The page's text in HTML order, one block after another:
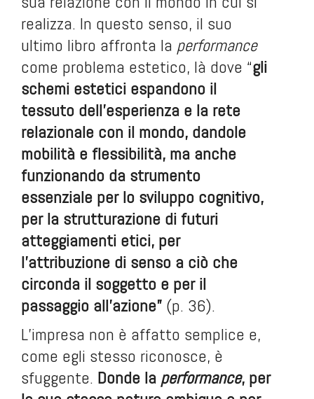
realizza. In questo senso, il suo
ultimo libro affronta la performance
come problema estetico, là dove “gli
schemi estetici espandono il
tessuto dell’esperienza e la rete
relazionale con il mondo, dandole
mobilità e flessibilità, ma anche
funzionando da strumento
essenziale per lo sviluppo cognitivo,
per la strutturazione di futuri
atteggiamenti etici, per
l’attribuzione di senso a ciò che
circonda il soggetto e per il
passaggio all’azione” (p. 36).
L’impresa non è affatto semplice e,
come egli stesso riconosce, è
sfuggente. Donde la performance, per